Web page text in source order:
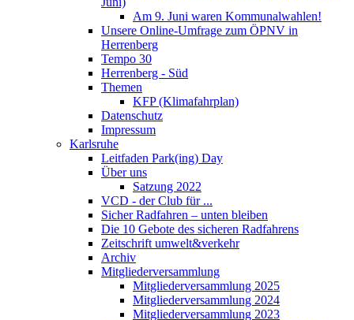
Am 9. Juni waren Kommunalwahlen!
Unsere Online-Umfrage zum ÖPNV in
Herrenberg
Tempo 30
Herrenberg - Süd
Themen
KFP (Klimafahrplan)
Datenschutz
Impressum
Karlsruhe
Leitfaden Park(ing) Day
Über uns
Satzung 2022
VCD - der Club für ...
Sicher Radfahren – unten bleiben
Die 10 Gebote des sicheren Radfahrens
Zeitschrift umwelt&verkehr
Archiv
Mitgliederversammlung
Mitgliederversammlung 2025
Mitgliederversammlung 2024
Mitgliederversammlung 2023